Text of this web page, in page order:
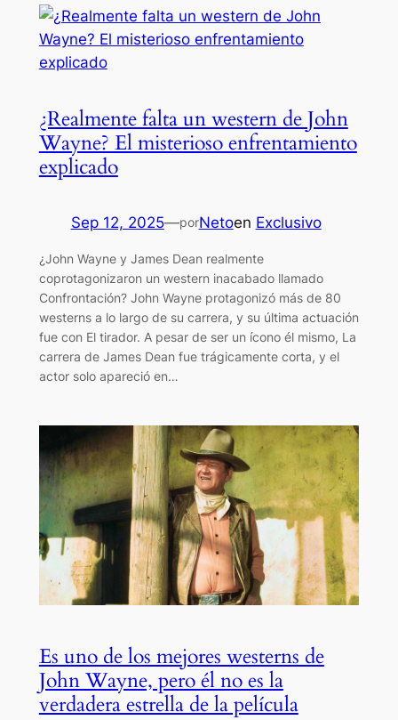
¿Realmente falta un western de John
Wayne? El misterioso enfrentamiento
explicado
Sep 12, 2025—porNetoen Exclusivo
¿John Wayne y James Dean realmente
coprotagonizaron un western inacabado llamado
Confrontación? John Wayne protagonizó más de 80
westerns a lo largo de su carrera, y su última actuación
fue con El tirador. A pesar de ser un ícono él mismo, La
carrera de James Dean fue trágicamente corta, y el
actor solo apareció en…
Es uno de los mejores westerns de
John Wayne, pero él no es la
verdadera estrella de la película